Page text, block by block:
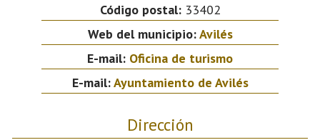
Código postal:33402
Web del municipio:Avilés
E-mail: Oficina de turismo
E-mail:Ayuntamiento de Avilés
Dirección